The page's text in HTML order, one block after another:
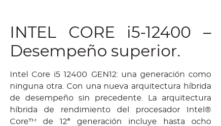
INTEL CORE i5-12400 –
Desempeño superior.
Intel Core i5 12400 GEN12: una generación como
ninguna otra. Con una nueva arquitectura híbrida
de desempeño sin precedente. La arquitectura
híbrida de rendimiento del procesador Intel®
Core™ de 12ª generación incluye hasta ocho